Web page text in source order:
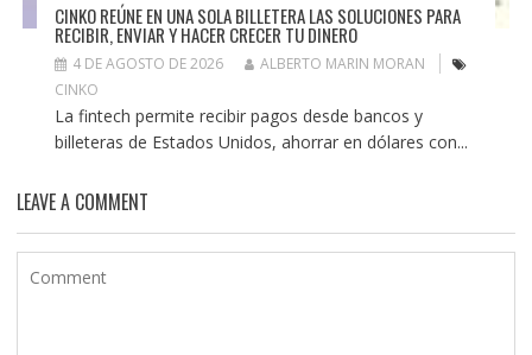
CINKO REÚNE EN UNA SOLA BILLETERA LAS SOLUCIONES PARA
RECIBIR, ENVIAR Y HACER CRECER TU DINERO
4 DE AGOSTO DE 2026
ALBERTO MARIN MORAN
CINKO
La fintech permite recibir pagos desde bancos y
billeteras de Estados Unidos, ahorrar en dólares con...
LEAVE A COMMENT